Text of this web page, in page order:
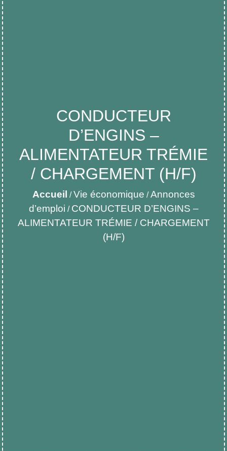
CONDUCTEUR
D’ENGINS –
ALIMENTATEUR TRÉMIE
/ CHARGEMENT (H/F)
Accueil /Vie économique /Annonces
d’emploi / CONDUCTEUR D’ENGINS –
ALIMENTATEUR TRÉMIE / CHARGEMENT
(H/F)